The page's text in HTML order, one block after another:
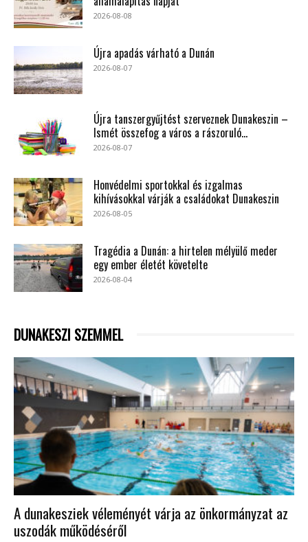
2026-08-08
Újra apadás várható a Dunán
2026-08-07
Újra tanszergyűjtést szerveznek Dunakeszin –
Ismét összefog a város a rászoruló...
2026-08-07
Honvédelmi sportokkal és izgalmas
kihívásokkal várják a családokat Dunakeszin
2026-08-05
Tragédia a Dunán: a hirtelen mélyülő meder
egy ember életét követelte
2026-08-04
DUNAKESZI SZEMMEL
A dunakesziek véleményét várja az önkormányzat az
uszodák működéséről